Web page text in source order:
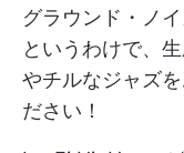
グラウンド・ノ
というわけで、
やチルなジャズ
ださい！